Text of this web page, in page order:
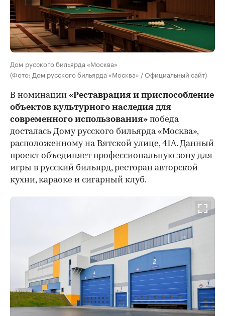
Дом русского бильярда «Москва»
(Фото: Дом русского бильярда «Москва» / Официальный сайт)
В номинации «Реставрация и приспособление
объектов культурного наследия для
современного использования» победа
досталась Дому русского бильярда «Москва»,
расположенному на Вятской улице, 41А. Данный
проект объединяет профессиональную зону для
игры в русский бильярд, ресторан авторской
кухни, караоке и сигарный клуб.